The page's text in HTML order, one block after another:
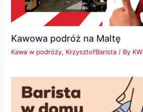
Kawowa podróż na Maltę
Kawa w podróży, KrzysztofBarista / By KW